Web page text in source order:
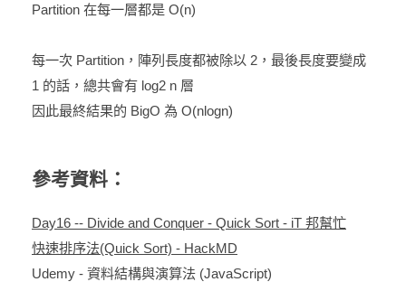
Partition 在每一層都是 O(n)
每一次 Partition，陣列長度都被除以 2，最後長度要變成
1 的話，總共會有 log2 n 層
因此最終結果的 BigO 為 O(nlogn)
參考資料：
Day16 -- Divide and Conquer - Quick Sort - iT 邦幫忙
快速排序法(Quick Sort) - HackMD
Udemy - 資料結構與演算法 (JavaScript)